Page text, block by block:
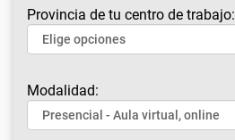
Provincia de tu centro de trabajo:
Modalidad: